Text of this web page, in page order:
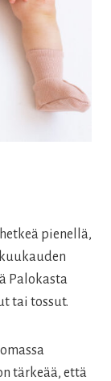
pienellä,
Palokasta
tai tossut.
tärkeää, että